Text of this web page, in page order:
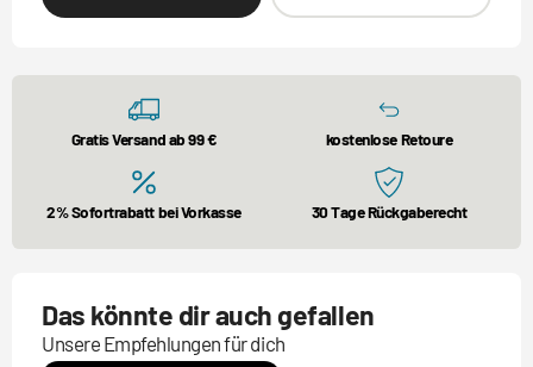
Gratis Versand ab 99 € kostenlose Retoure
2% Sofortrabatt bei Vorkasse 30 Tage Rückgaberecht
Das könnte dir auch gefallen
Unsere Empfehlungen für dich